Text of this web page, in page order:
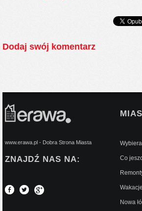
Dodaj swój komentarz
www.erawa.pl - Dobra Strona Miasta
ZNAJDŹ NAS NA: Co
Nowa